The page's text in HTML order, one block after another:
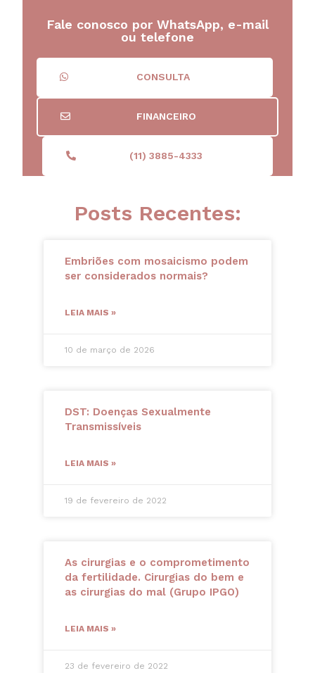
Fale conosco por WhatsApp, e-mail
ou telefone
CONSULTA
FINANCEIRO
(11) 3885-4333
Posts Recentes:
Embriões com mosaicismo podem
ser considerados normais?
LEIA MAIS »
10 de março de 2026
DST: Doenças Sexualmente
Transmissíveis
LEIA MAIS »
19 de fevereiro de 2022
As cirurgias e o comprometimento
da fertilidade. Cirurgias do bem e
as cirurgias do mal (Grupo IPGO)
LEIA MAIS »
23 de fevereiro de 2022